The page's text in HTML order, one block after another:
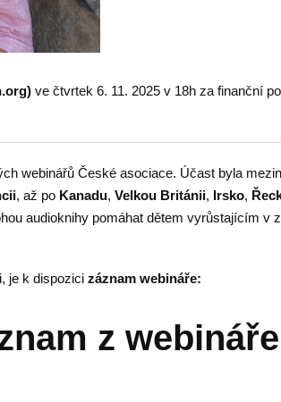
ve čtvrtek 6. 11. 2025 v 18h za finanční
webinářů České asociace. Účast byla
, až po Kanadu, Velkou Británii, Irsko,
audioknihy pomáhat dětem vyrůstajícím v
je k dispozici záznam webináře:
z webináře